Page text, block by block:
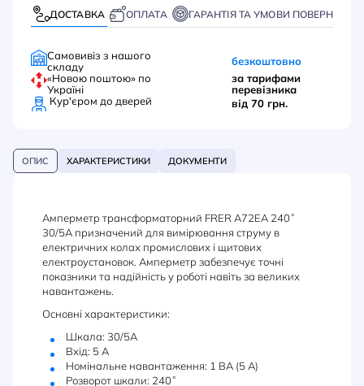
ДОСТАВКА ОПЛАТА ГАРАНТІЯ ТА УМОВИ ПОВЕРНЕННЯ
Самовивіз з нашого
складу
безкоштовно
«Новою поштою» по
Україні
за тарифами
перевізника
Кур'єром до дверей від 70 грн.
ОПИС ХАРАКТЕРИСТИКИ ДОКУМЕНТИ
Амперметр трансформаторний FRER A72EA 240˚
30/5A призначений для вимірювання струму в
електричних колах промислових і щитових
електроустановок. Амперметр забезпечує точні
показники та надійність у роботі навіть за великих
навантажень.
Основні характеристики:
Шкала: 30/5A
Вхід: 5 A
Номінальне навантаження: 1 ВА (5 А)
Розворот шкали: 240˚